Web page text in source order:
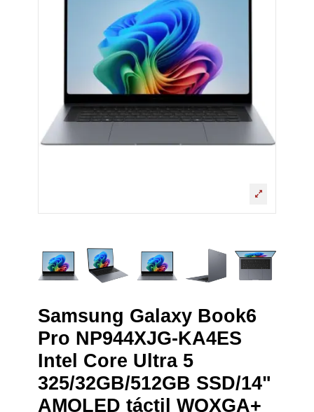
Samsung Galaxy Book6
Pro NP944XJG-KA4ES
Intel Core Ultra 5
325/32GB/512GB SSD/14"
AMOLED táctil WQXGA+